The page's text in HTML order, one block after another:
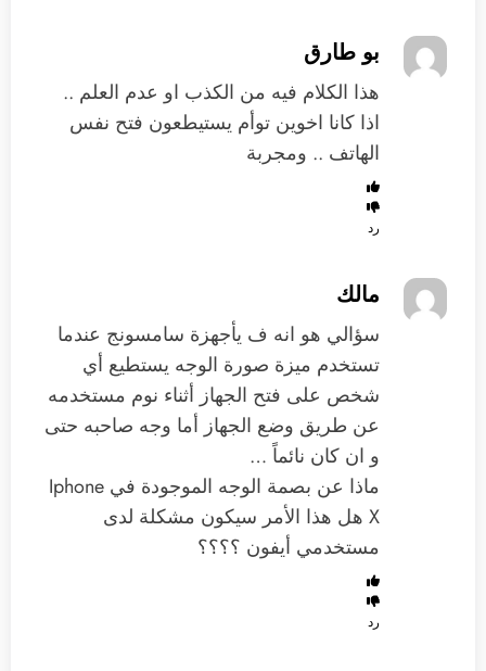
بو طارق
هذا الكلام فيه من الكذب او عدم العلم ..
اذا كانا اخوين توأم يستيطعون فتح نفس
الهاتف .. ومجربة
رد
مالك
سؤالي هو انه ف يأجهزة سامسونج عندما
تستخدم ميزة صورة الوجه يستطيع أي
شخص على فتح الجهاز أثناء نوم مستخدمه
عن طريق وضع الجهاز أما وجه صاحبه حتى
و ان كان نائماً …
ماذا عن بصمة الوجه الموجودة في Iphone
X هل هذا الأمر سيكون مشكلة لدى
مستخدمي أيفون ؟؟؟؟
رد